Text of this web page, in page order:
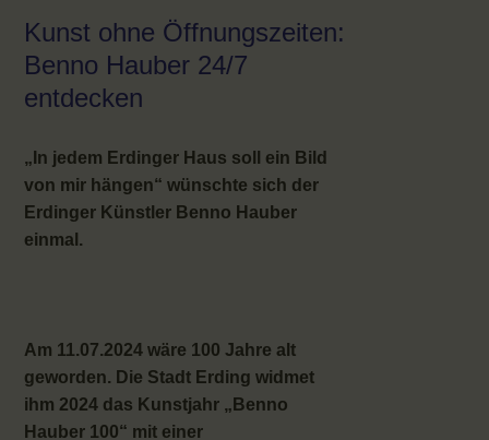
Kunst ohne Öffnungszeiten:
Benno Hauber 24/7
entdecken
„In jedem Erdinger Haus soll ein Bild
von mir hängen“ wünschte sich der
Erdinger Künstler Benno Hauber
einmal.
Am 11.07.2024 wäre 100 Jahre alt
geworden. Die Stadt Erding widmet
ihm 2024 das Kunstjahr „Benno
Hauber 100“ mit einer